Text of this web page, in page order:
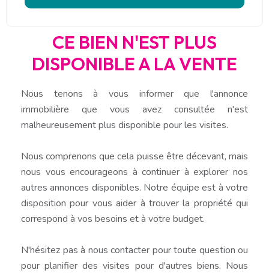
CE BIEN N'EST PLUS
DISPONIBLE A LA VENTE
Nous tenons à vous informer que l'annonce
immobilière que vous avez consultée n'est
malheureusement plus disponible pour les visites.
Nous comprenons que cela puisse être décevant, mais
nous vous encourageons à continuer à explorer nos
autres annonces disponibles. Notre équipe est à votre
disposition pour vous aider à trouver la propriété qui
correspond à vos besoins et à votre budget.
N'hésitez pas à nous contacter pour toute question ou
pour planifier des visites pour d'autres biens. Nous